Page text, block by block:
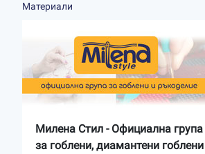
Материали
Милена Стил - Официална група
за гоблени, диамантени гоблени